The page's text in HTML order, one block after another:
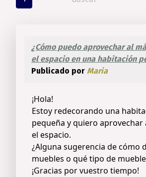
¿Cómo puedo aprovechar al
el espacio en una habitación
Publicado por Maria
¡Hola!
Estoy redecorando una
pequeña y quiero aprovechar
el espacio.
¿Alguna sugerencia de cómo
muebles o qué tipo de
¡Gracias por vuestro tiempo!